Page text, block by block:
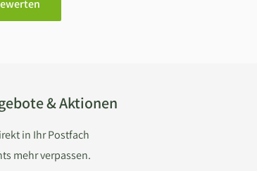
& Aktionen
in Ihr Postfach
mehr verpassen.